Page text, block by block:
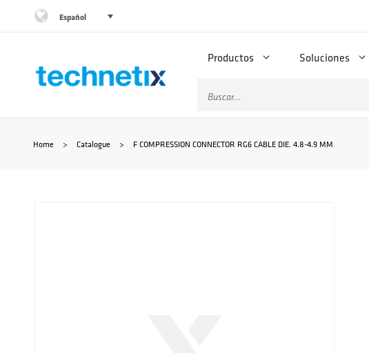
contenido
Español
Productos Soluciones
Buscar:
Home > Catalogue > F COMPRESSION CONNECTOR RG6 CABLE DIE. 4.8-4.9 MM